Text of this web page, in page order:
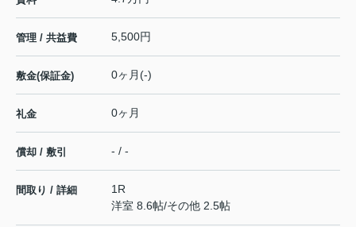
管理 / 共益費 5,500円
敷金(保証金) 0ヶ月(-)
礼金 0ヶ月
償却 / 敷引 - / -
間取り / 詳細
1R
洋室 8.6帖/その他 2.5帖